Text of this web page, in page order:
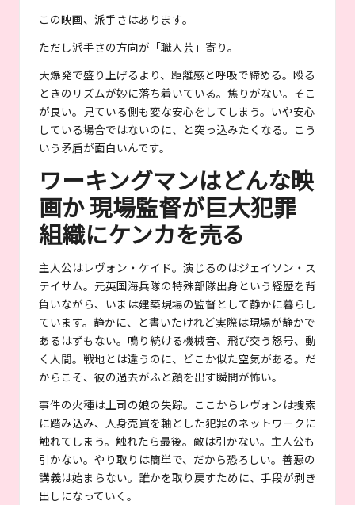
この映画、派手さはあります。
ただし派手さの方向が「職人芸」寄り。
大爆発で盛り上げるより、距離感と呼吸で締める。殴る
ときのリズムが妙に落ち着いている。焦りがない。そこ
が良い。見ている側も変な安心をしてしまう。いや安心
している場合ではないのに、と突っ込みたくなる。こう
いう矛盾が面白いんです。
ワーキングマンはどんな映
画か 現場監督が巨大犯罪
組織にケンカを売る
主人公はレヴォン・ケイド。演じるのはジェイソン・ス
テイサム。元英国海兵隊の特殊部隊出身という経歴を背
負いながら、いまは建築現場の監督として静かに暮らし
ています。静かに、と書いたけれど実際は現場が静かで
あるはずもない。鳴り続ける機械音、飛び交う怒号、動
く人間。戦地とは違うのに、どこか似た空気がある。だ
からこそ、彼の過去がふと顔を出す瞬間が怖い。
事件の火種は上司の娘の失踪。ここからレヴォンは捜索
に踏み込み、人身売買を軸とした犯罪のネットワークに
触れてしまう。触れたら最後。敵は引かない。主人公も
引かない。やり取りは簡単で、だから恐ろしい。善悪の
講義は始まらない。誰かを取り戻すために、手段が剥き
出しになっていく。